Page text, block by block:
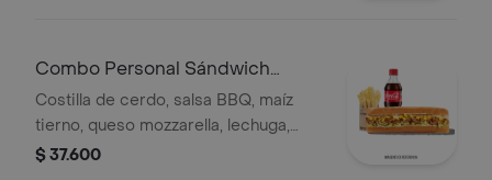
Combo Personal Sándwich
Costilla
Costilla de cerdo, salsa BBQ, maíz
tierno, queso mozzarella, lechuga,
salsa Qbano, acompañamiento y
$ 37.600